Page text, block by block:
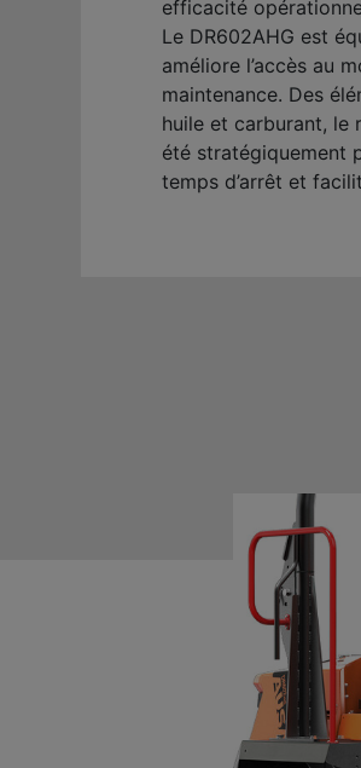
efficacité
Le DR602AHG est
améliore l’accès au
maintenance. Des
huile et carburant, le
été stratégiquement
temps d’arrêt et